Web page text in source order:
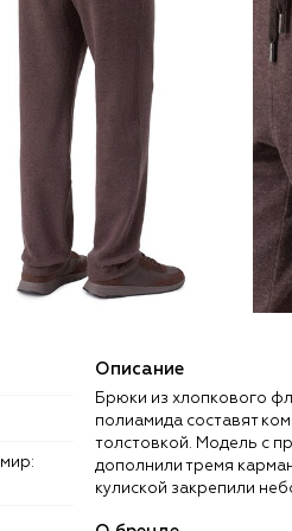
Описание
Брюки из хлопкового
полиамида составят
толстовкой. Модель с
дополнили тремя
кулиской закрепили